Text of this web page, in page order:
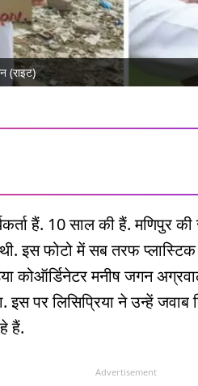
(राइट)
हैं. 10 साल की हैं. मणिपुर
इस फोटो में सब तरफ
कोऑर्डिनेटर मनीष जगन
पर लिसिप्रिया ने उन्हें जवाब
हैं.
Advertisement